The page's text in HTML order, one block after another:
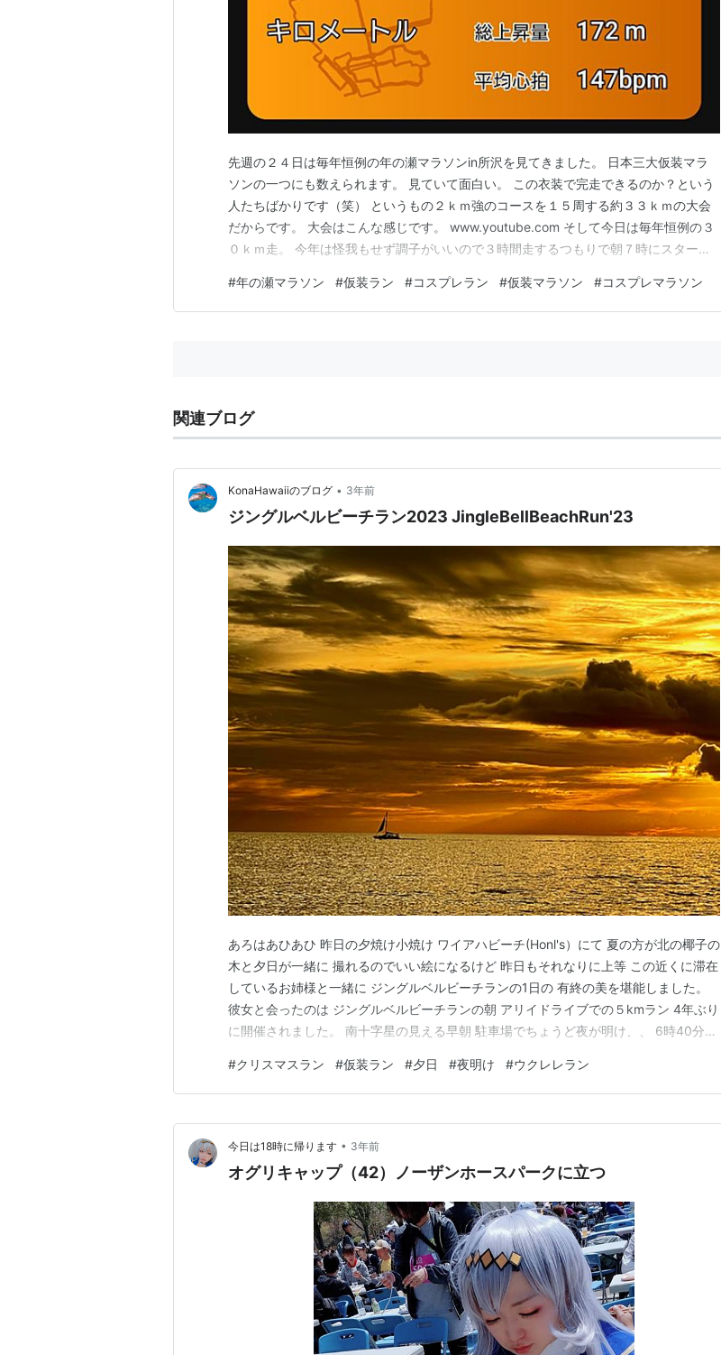
先週の２４日は毎年恒例の年の瀬マラソンin所沢を見てきました。 日本三大仮装マラ
ソンの一つにも数えられます。 見ていて面白い。 この衣装で完走できるのか？という
人たちばかりです（笑） というもの２ｋｍ強のコースを１５周する約３３ｋｍの大会
だからです。 大会はこんな感じです。 www.youtube.com そして今日は毎年恒例の３
０ｋｍ走。 今年は怪我もせず調子がいいので３時間走するつもりで朝７時にスター
間に達していませんでした。 給水の時間分カウントされなかったのか？？？ モデレー
トペースで約３時間走り切ることが…
#年の瀬マラソン #仮装ラン #コスプレラン #仮装マラソン #コスプレマラソン
関連ブログ
KonaHawaiiのブログ • 3年前
ジングルベルビーチラン2023 JingleBellBeachRun'23
あろはあひあひ 昨日の夕焼け小焼け ワイアハビーチ(Honl's）にて 夏の方が北の椰子の
木と夕日が一緒に 撮れるのでいい絵になるけど 昨日もそれなりに上等 この近くに滞在
しているお姉様と一緒に ジングルベルビーチランの1日の 有終の美を堪能しました。
彼女と会ったのは ジングルベルビーチランの朝 アリイドライブでの５kmラン 4年ぶり
に開催されました。 南十字星の見える早朝 駐車場でちょうど夜が明け、、 6時40分
気投合 一瞬にしてデュオが出来上がり レースの始まる前、レース中、 レース後と通算
2時間以上 弾…
#クリスマスラン #仮装ラン #夕日 #夜明け #ウクレレラン
今日は18時に帰ります • 3年前
オグリキャップ（42）ノーザンホースパークに立つ